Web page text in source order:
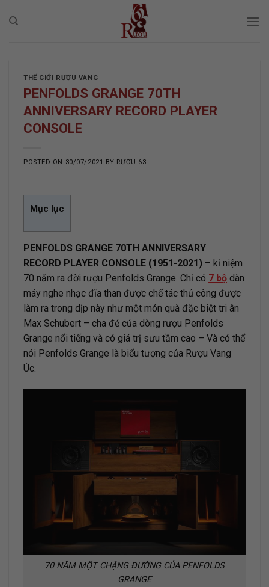
THẾ GIỚI RƯỢU VANG
PENFOLDS GRANGE 70TH
ANNIVERSARY RECORD PLAYER
CONSOLE
POSTED ON 30/07/2021 BY RƯỢU 63
Mục lục
PENFOLDS GRANGE 70TH ANNIVERSARY
RECORD PLAYER CONSOLE (1951-2021) – kỉ niệm
70 năm ra đời rượu Penfolds Grange. Chỉ có 7 bộ dàn
máy nghe nhạc đĩa than được chế tác thủ công được
làm ra trong dịp này như một món quà đặc biệt tri ân
Max Schubert – cha đẻ của dòng rượu Penfolds
Grange nổi tiếng và có giá trị sưu tầm cao – Và có thể
nói Penfolds Grange là biểu tượng của Rượu Vang
Úc.
70 NĂM MỘT CHẶNG ĐƯỜNG CỦA PENFOLDS
GRANGE